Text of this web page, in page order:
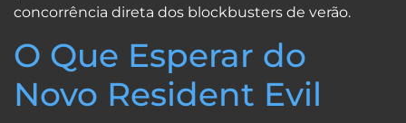
concorrência direta dos blockbusters de verão.
O Que Esperar do
Novo Resident Evil